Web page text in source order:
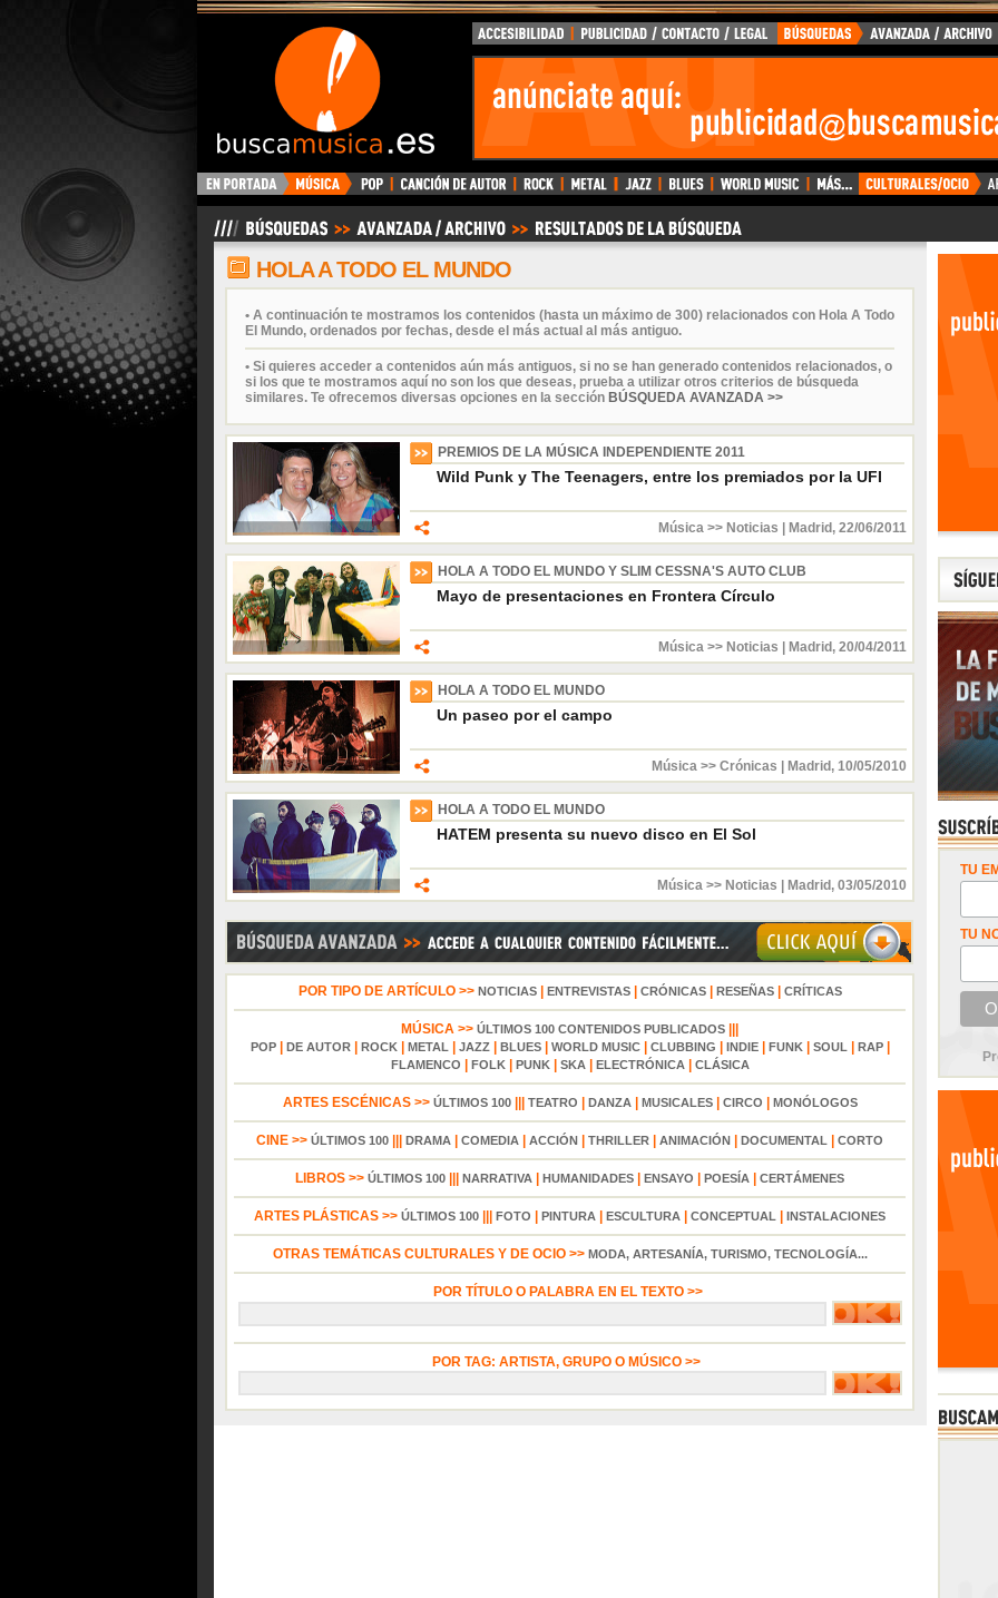
BuscaMusica.es
HOLA A TODO EL MUNDO
• A continuación te mostramos los contenidos (hasta un máximo de 300) relacionados con Hola A Todo
El Mundo, ordenados por fechas, desde el más actual al más antiguo.
• Si quieres acceder a contenidos aún más antiguos, si no se han generado contenidos relacionados, o
si los que te mostramos aquí no son los que deseas, prueba a utilizar otros criterios de búsqueda
similares. Te ofrecemos diversas opciones en la sección BÚSQUEDA AVANZADA >>
PREMIOS DE LA MÚSICA INDEPENDIENTE 2011
Wild Punk y The Teenagers, entre los premiados por la UFI
Música >> Noticias Madrid , 22/06/2011
HOLA A TODO EL MUNDO Y SLIM CESSNA'S AUTO CLUB
Mayo de presentaciones en Frontera Círculo
Música >> Noticias Madrid , 20/04/2011
HOLA A TODO EL MUNDO
Un paseo por el campo
Música >> Crónicas Madrid , 10/05/2010
HOLA A TODO EL MUNDO
HATEM presenta su nuevo disco en El Sol
Música >> Noticias Madrid , 03/05/2010
POR TIPO DE ARTÍCULO >> NOTICIAS| ENTREVISTAS| CRÓNICAS| RESEÑAS| CRÍTICAS
MÚSICA >> ÚLTIMOS 100 CONTENIDOS PUBLICADOS
POP| DE AUTOR| ROCK| METAL| JAZZ| BLUES| WORLD MUSIC| CLUBBING INDIE| FUNK| SOUL| RAP|
FLAMENCO FOLK| PUNK| SKA| ELECTRÓNICA| CLÁSICA
ARTES ESCÉNICAS >> ÚLTIMOS 100||| TEATRO DANZA| MUSICALES| CIRCO MONÓLOGOS
CINE >> ÚLTIMOS 100 DRAMA COMEDIA ACCIÓN THRILLER ANIMACIÓN DOCUMENTAL CORTO
LIBROS >> ÚLTIMOS 100 NARRATIVA HUMANIDADES ENSAYO POESÍA CERTÁMENES
ARTES PLÁSTICAS >> ÚLTIMOS 100 FOTO PINTURA ESCULTURA CONCEPTUAL INSTALACIONES
OTRAS TEMÁTICAS CULTURALES Y DE OCIO >> MODA, ARTESANÍA, TURISMO, TECNOLOGÍA...
POR TÍTULO O PALABRA EN EL TEXTO >>
POR TAG: ARTISTA, GRUPO O MÚSICO >>
TU
TU